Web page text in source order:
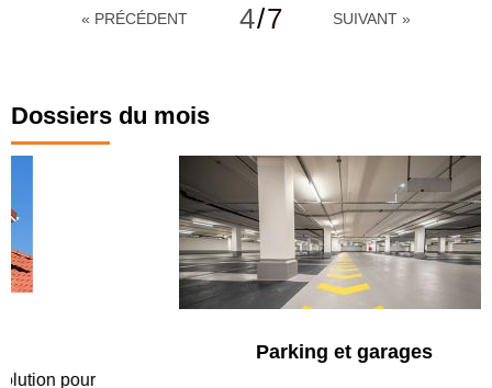
« PRÉCÉDENT 4/7 SUIVANT »
Dossiers du mois
Parking et garages